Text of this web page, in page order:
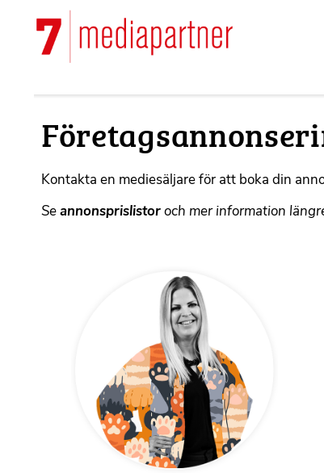
huvudinnehåll
F
r
Kontakta en mediesäljare för att boka din
Se annonsprislistoroch mer information